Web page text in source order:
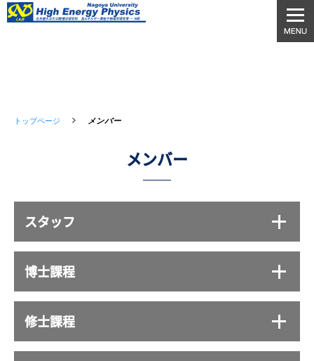
トップページ メンバー
メンバー
スタッフ
博士課程
修士課程